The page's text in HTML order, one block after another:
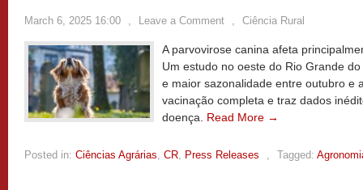
March 6, 2025 16:00 , Leave a Comment , Ciência Rural
A parvovirose canina afeta
Um estudo no oeste do Rio Grande
e maior sazonalidade entre outubro e
vacinação completa e traz dados
doença. Read More →
Posted in: Ciências Agrárias, CR, Press Releases , Tagged: